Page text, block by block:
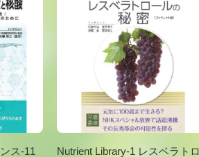
ス-11
Nutrient Library-1 レスベラトロ